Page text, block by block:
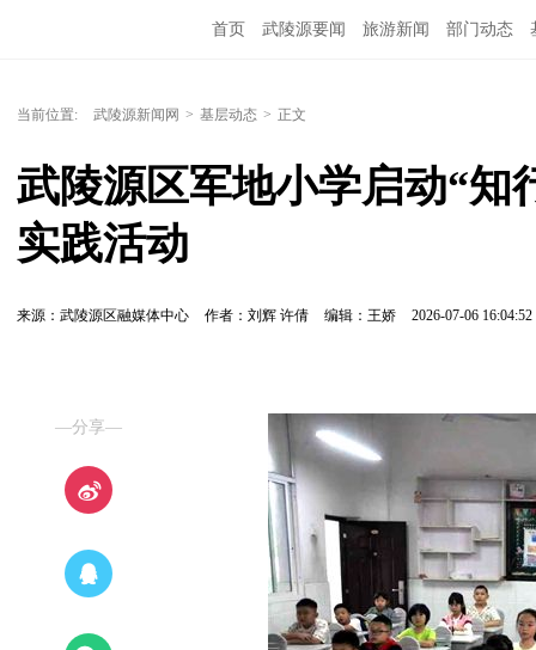
首页 武陵源要闻 旅游新闻 部门动态
当前位置: 武陵源新闻网 > 基层动态 > 正文
武陵源区军地小学启动“知
实践活动
来源：武陵源区融媒体中心 作者：刘辉 许倩 编辑：王娇 2026-07-06 16:04:52
—分享—